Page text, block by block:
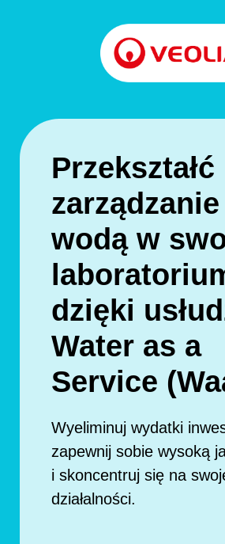
Przekształć
zarządzanie
wodą w
dzięki
Water as a
Service
Wyeliminuj wydatki
zapewnij sobie wysoką
i skoncentruj się na
działalności.